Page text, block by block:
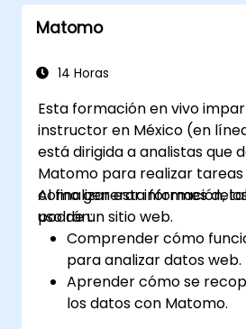
Matomo
14 Horas
Esta formación en vivo
instructor en México (en
está dirigida a analistas que
Matomo para realizar tareas
como generar informes
uso de un sitio web.
Al finalizar esta formación,
podrán:
Comprender cómo
para analizar datos web.
Aprender cómo se
los datos con Matomo.